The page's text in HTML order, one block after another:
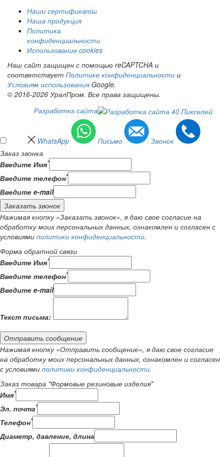
Наши сертификаты
Наша продукция
Политика
конфиденциальности
Использование cookies
Наш сайт защищен с помощью reCAPTCHA и
соответствует Политике конфиденциальности и
Условиям использования Google.
© 2016-2026 УралПром. Все права защищены.
Разработка сайта
WhatsApp Письмо
Звонок
Заказ звонка
Введите Имя*
Введите телефон*
Введите e-mail
Заказать звонок
Нажимая кнопку «Заказать звонок», я даю свое согласие на
обработку моих персональных данных, ознакомлен и согласен с
условиями политики конфиденциальности.
Форма обратной связи
Введите Имя*
Введите телефон*
Введите e-mail
Текст письма:
Отправить сообщение
Нажимая кнопку «Отправить сообщение», я даю свое согласие
на обработку моих персональных данных, ознакомлен и согласен
с условиями политики конфиденциальности.
Заказ товара "Формовые резиновые изделия"
Имя*
Эл. почта*
Телефон*
Диаметр, давление, длина